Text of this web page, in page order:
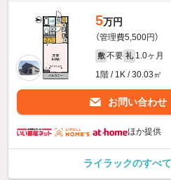
5万円
（管理費5,500円）
敷 不要 礼 1.0ヶ月
1階 / 1K / 30.03㎡
お問い合わせ
ほか提供
ライラックのすべ